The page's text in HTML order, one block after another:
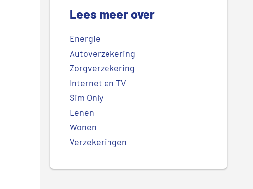
Lees meer over
Energie
Autoverzekering
Zorgverzekering
Internet en TV
Sim Only
Lenen
Wonen
Verzekeringen